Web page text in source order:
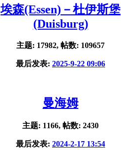
埃森(Essen)－杜伊斯堡
(Duisburg)
主题: 17982, 帖数: 109657
最后发表: 2025-9-22 09:06
曼海姆
主题: 1166, 帖数: 2430
最后发表: 2024-2-17 13:54